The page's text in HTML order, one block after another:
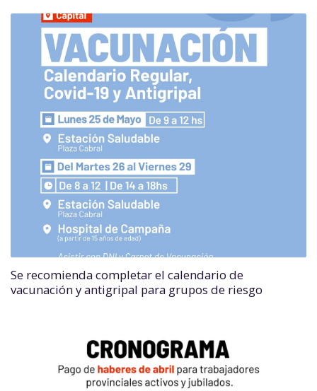
Se recomienda completar el calendario de
vacunación y antigripal para grupos de riesgo